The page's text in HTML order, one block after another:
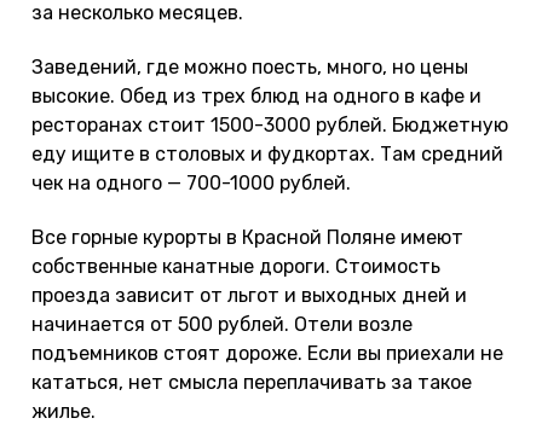
за несколько месяцев.
Заведений, где можно поесть, много, но цены
высокие. Обед из трех блюд на одного в кафе и
ресторанах стоит 1500-3000 рублей. Бюджетную
еду ищите в столовых и фудкортах. Там средний
чек на одного — 700-1000 рублей.
Все горные курорты в Красной Поляне имеют
собственные канатные дороги. Стоимость
проезда зависит от льгот и выходных дней и
начинается от 500 рублей. Отели возле
подъемников стоят дороже. Если вы приехали не
кататься, нет смысла переплачивать за такое
жилье.